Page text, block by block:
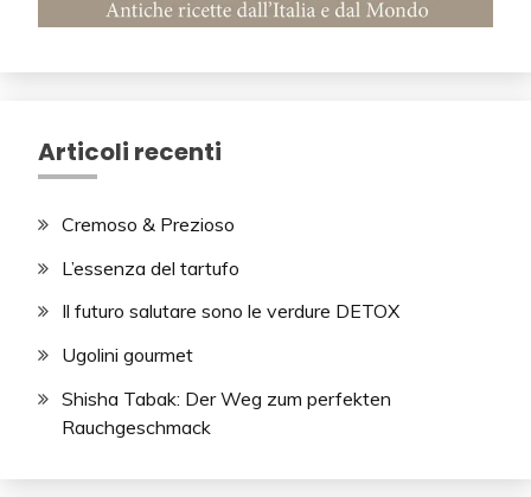
Articoli recenti
Cremoso & Prezioso
L’essenza del tartufo
Il futuro salutare sono le verdure DETOX
Ugolini gourmet
Shisha Tabak: Der Weg zum perfekten
Rauchgeschmack